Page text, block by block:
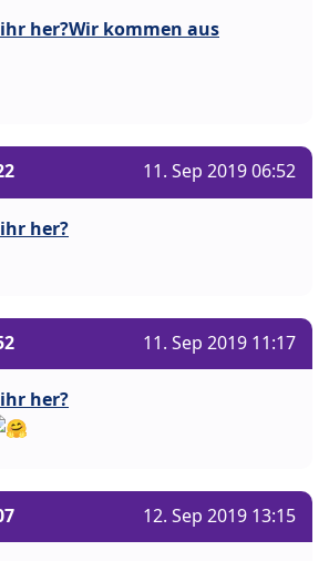
her?Wir kommen aus
11. Sep 2019 06:52
her?
11. Sep 2019 11:17
her?
12. Sep 2019 13:15